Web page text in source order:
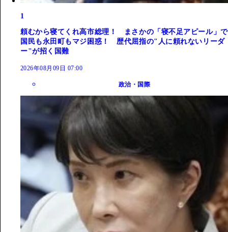
1
頼むから寝てくれ高市総理！ まさかの「寝不足アピール」で
国民も永田町もマジ困惑！ 歴代屈指の"人に頼れないリーダ
ー"が招く国難
2026年08月09日 07:00
政治・国際